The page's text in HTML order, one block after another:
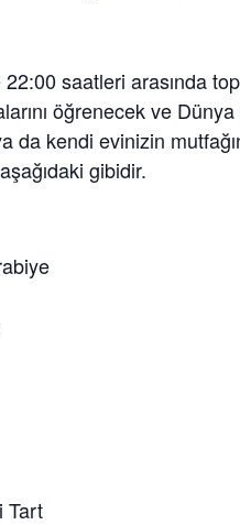
saatleri arasında
öğrenecek ve
da kendi evinizin
gibidir.
Tart